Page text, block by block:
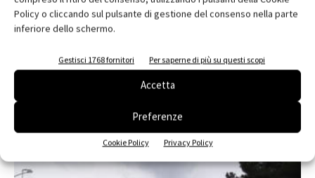
Policy o cliccando sul pulsante di gestione del consenso nella parte
inferiore dello schermo.
Gestisci 1768 fornitori Per saperne di più su questi scopi
Accetta
Preferenze
Cookie Policy Privacy Policy
Campus dell’Università degli Studi di